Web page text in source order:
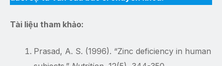
Tài liệu tham khảo:
Prasad, A. S. (1996). “Zinc deficiency in human